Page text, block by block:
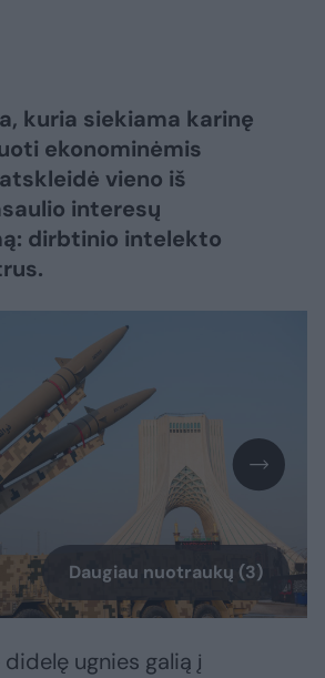
kuria siekiama karinę
ekonominėmis
vieno iš
interesų
dirbtinio intelekto
Daugiau nuotraukų (3)
ugnies galią į